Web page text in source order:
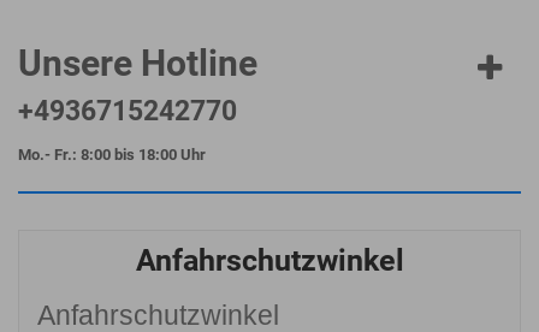
Unsere Hotline
+4936715242770
Mo.- Fr.: 8:00 bis 18:00 Uhr
Anfahrschutzwinkel
Anfahrschutzwinkel